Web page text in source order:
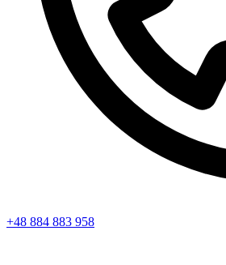
+48 884 883 958